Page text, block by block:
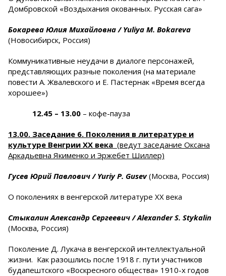
Домбровской «Воздыхания окованных. Русская сага»
Бокарева Юлия Михайловна / Yuliya M. Bokareva
(Новосибирск, Россия)
Коммуникативные неудачи в диалоге персонажей,
представляющих разные поколения (на материале
повести А. Жвалевского и Е. Пастернак «Время всегда
хорошее»)
12.45 – 13.00 – кофе-пауза
13.00. Заседание 6. Поколения в литературе и
культуре Венгрии ХХ века (ведут заседание Оксана
Аркадьевна Якименко и Эржебет Шиллер)
Гусев Юрий Павлович /Yuriy P. Gusev(Москва, Россия)
О поколениях в венгерской литературе ХХ века
Стыкалин Александр Сергеевич /Alexander S. Stykalin
(Москва, Россия)
Поколение Д. Лукача в венгерской интеллектуальной
жизни. Как разошлись после 1918 г. пути участников
будапештского «Воскресного общества» 1910-х годов